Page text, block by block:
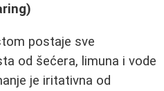
postaje sve
od šećera, limuna i vode
je iritativna od